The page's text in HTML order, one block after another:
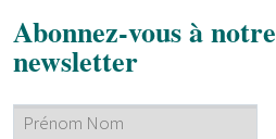
Abonnez-vous à notre
newsletter